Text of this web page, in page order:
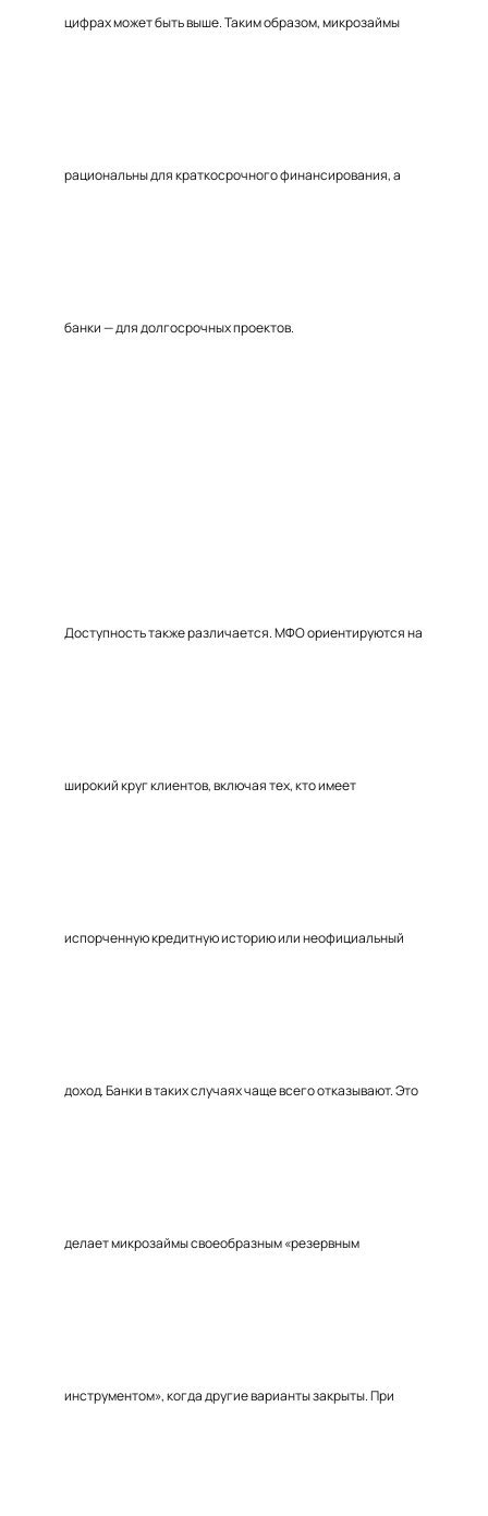
цифрах может быть выше. Таким образом, микрозаймы
рациональны для краткосрочного финансирования, а
банки — для долгосрочных проектов.
Доступность также различается. МФО ориентируются на
широкий круг клиентов, включая тех, кто имеет
испорченную кредитную историю или неофициальный
доход. Банки в таких случаях чаще всего отказывают. Это
делает микрозаймы своеобразным «резервным
инструментом», когда другие варианты закрыты. При